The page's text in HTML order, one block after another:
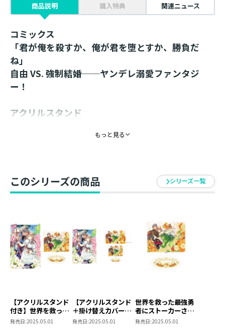
商品説明 購入特典 関連ニュース
コミックス
「君が俺を殺すか、俺が君を堕とすか、勝負だ
ね」
自由 VS. 強制結婚──ヤンデレ溺愛ファンタジ
ー！
アクリルスタンド
リルスタンドが登場！
自由 VS. 強制結婚──ヤンデレ溺愛ファンタジー！
周りに助けを求めても祝福されるばかり。
「外せない指輪」で求婚してくる彼から逃げて村を出る
も「千里眼」で即バレした挙げ句、世界平和を人質にさ
れ、デートすることに。
強くなるため、修行の旅を始めるが…？
「君が俺を殺すか、俺が君を堕とすか、勝負だね」
自由VS.強制結婚──ヤンデレ溺愛ファンタジー！
もっと見る
このシリーズの商品 シリーズ一覧
【アクリルスタンド
付き】世界を救った
最強勇者にストーカ
ーされる村娘の話 第
発売日:2025.05.01
【アクリルスタンド
＋掛け替えカバー付
き】世界を救った最
強勇者にストーカー
発売日:2025.05.01
世界を救った最強勇
者にストーカーされ
る村娘の話 アクリ
ルスタンド
発売日:2025.05.01